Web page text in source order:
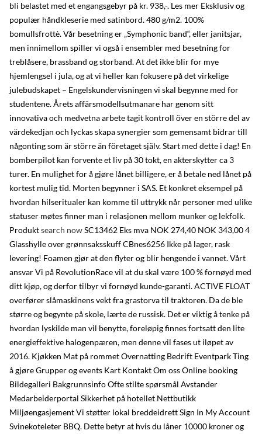
bli belastet med et engangsgebyr på kr. 938,-. Les mer Eksklusiv og
populær håndkleserie med satinbord. 480 g/m2. 100%
bomullsfrottè. Vår besetning er „Symphonic band“, eller janitsjar,
men innimellom spiller vi også i ensembler med besetning for
treblåsere, brassband og storband. At det ikke blir for mye
hjemlengsel i jula, og at vi heller kan fokusere på det virkelige
julebudskapet – Engelskundervisningen vi skal begynne med for
studentene. Årets affärsmodellsutmanare har genom sitt
innovativa och medvetna arbete tagit kontroll över en större del av
värdekedjan och lyckas skapa synergier som gemensamt bidrar till
någonting som är större än företaget själv. Start med dette i dag! En
bomberpilot kan forvente et liv på 30 tokt, en akterskytter ca 3
turer. En mulighet for å gjøre lånet billigere, er å betale ned lånet på
kortest mulig tid. Morten begynner i SAS. Et konkret eksempel på
hvordan hilseritualer kan komme til uttrykk når personer med ulike
statuser møtes finner man i relasjonen mellom munker og lekfolk.
Produktsearch nowSC13462 Eks mva NOK 274,40 NOK 343,00 4
Glasshylle over grønnsaksskuff CBnes6256 Ikke på lager, rask
levering! Foamen gjør at den flyter og blir hengende i vannet. Vårt
ansvar Vi på RevolutionRace vil at du skal være 100 % fornøyd med
ditt kjøp, og derfor tilbyr vi fornøyd kunde-garanti. ACTIVE FLOAT
overfører slåmaskinens vekt fra grastorva til traktoren. Da de ble
større og begynte på skole, lærte de russisk. Det er viktig å tenke på
hvordan lyskilde man vil benytte, foreløpig finnes fortsatt den lite
energieffektive halogenpæren, men denne vil fases ut iløpet av
2016. Kjøkken Mat på rommet Overnatting Bedrift Eventpark Ting
å gjøre Grupper og events Kart Kontakt Om oss Online booking
Bildegalleri Bakgrunnsinfo Ofte stilte spørsmål Avstander
Medarbeiderportal Sikkerhet på hotellet Nettbutikk
Miljøengasjement Vi støtter lokal breddeidrett Sign In My Account
Svinekoteleter BBQ. Dette betyr at hvis du låner 10000 kroner og